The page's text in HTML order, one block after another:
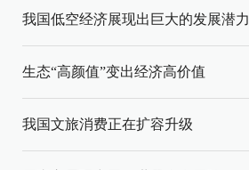
我国低空经济展现出巨大的发展潜力
生态“高颜值”变出经济高价值
我国文旅消费正在扩容升级